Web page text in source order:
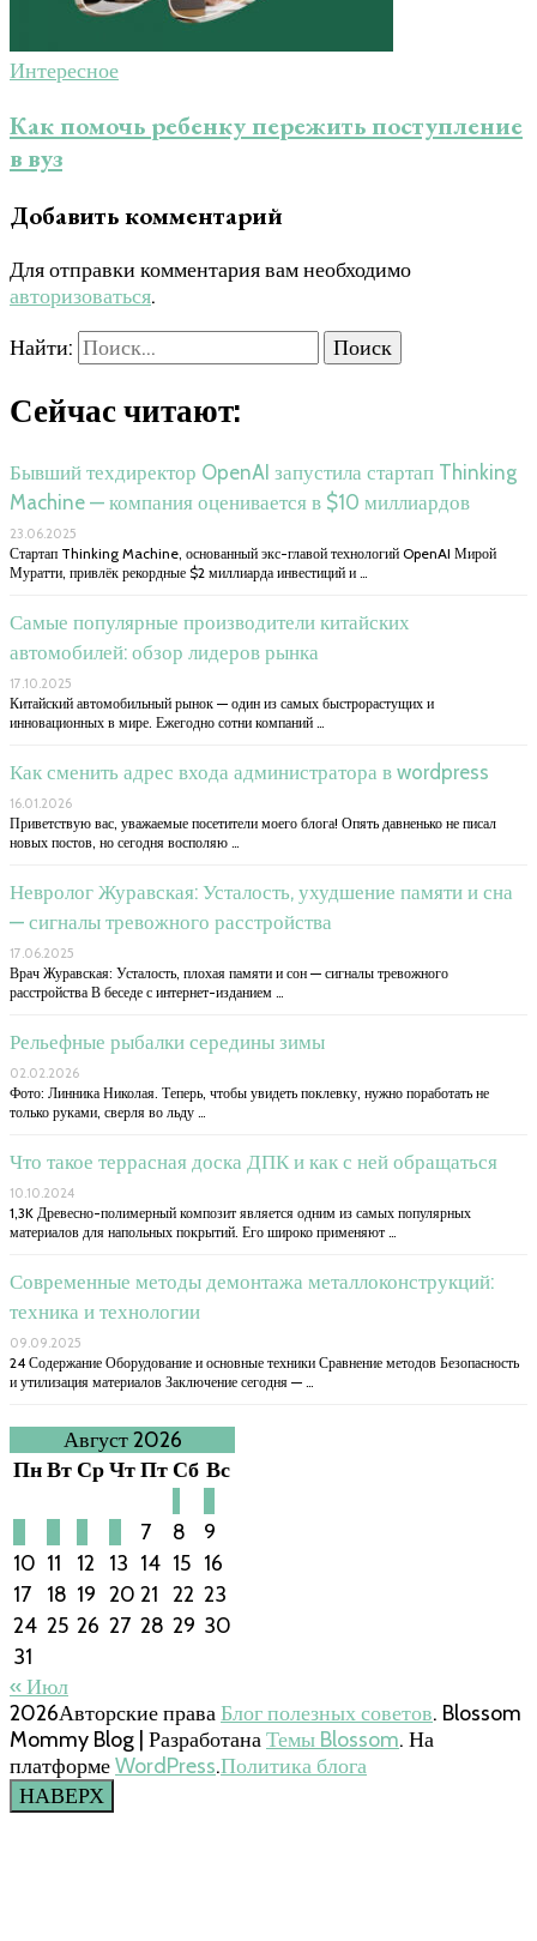
Интересное
Как помочь ребенку пережить поступление
в вуз
Добавить комментарий
Для отправки комментария вам необходимо
авторизоваться.
Найти:
Сейчас читают:
Бывший техдиректор OpenAI запустила стартап Thinking
Machine — компания оценивается в $10 миллиардов
23.06.2025
Стартап Thinking Machine, основанный экс-главой технологий OpenAI Мирой
Муратти, привлёк рекордные $2 миллиарда инвестиций и …
Самые популярные производители китайских
автомобилей: обзор лидеров рынка
17.10.2025
Китайский автомобильный рынок — один из самых быстрорастущих и
инновационных в мире. Ежегодно сотни компаний …
Как сменить адрес входа администратора в wordpress
16.01.2026
Приветствую вас, уважаемые посетители моего блога! Опять давненько не писал
новых постов, но сегодня восполяю …
Невролог Журавская: Усталость, ухудшение памяти и сна
— сигналы тревожного расстройства
17.06.2025
Врач Журавская: Усталость, плохая памяти и сон — сигналы тревожного
расстройства В беседе с интернет-изданием …
Рельефные рыбалки середины зимы
02.02.2026
Фото: Линника Николая. Теперь, чтобы увидеть поклевку, нужно поработать не
только руками, сверля во льду …
Что такое террасная доска ДПК и как с ней обращаться
10.10.2024
1,3K Древесно-полимерный композит является одним из самых популярных
материалов для напольных покрытий. Его широко применяют …
Современные методы демонтажа металлоконструкций:
техника и технологии
09.09.2025
24 Содержание Оборудование и основные техники Сравнение методов Безопасность
и утилизация материалов Заключение сегодня — …
Август 2026
ПнВтСрЧтПтСб Вс
7 8
9
10 11 12 13 14 15 16
17
18 19 20 21 22 23
24 25 26 27 28 29 30
31
« Июл
2026Авторские праваБлог полезных советов. Blossom
Mommy Blog | РазработанаТемы Blossom. На
платформеWordPress.Политика блога
НАВЕРХ